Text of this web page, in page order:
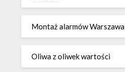
Montaż alarmów Warszawa
Oliwa z oliwek wartości